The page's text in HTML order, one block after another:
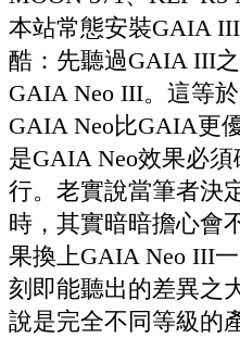
本站常態安裝GAIA
酷：先聽過GAIA III
GAIA Neo III。這等
GAIA Neo比GAIA更
是GAIA Neo效果必
行。老實說當筆者決
時，其實暗暗擔心會
果換上GAIA Neo III
刻即能聽出的差異之
說是完全不同等級的